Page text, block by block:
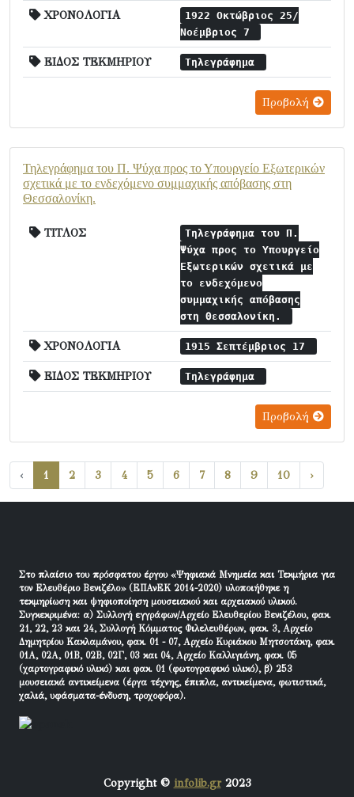
ΧΡΟΝΟΛΟΓΙΑ
1922 Οκτώβριος 25/
Νοέμβριος 7
ΕΙΔΟΣ ΤΕΚΜΗΡΙΟΥ Τηλεγράφημα
Προβολή
Τηλεγράφημα του Π. Ψύχα προς το Υπουργείο Εξωτερικών
σχετικά με το ενδεχόμενο συμμαχικής απόβασης στη
Θεσσαλονίκη.
ΤΙΤΛΟΣ
Τηλεγράφημα του Π.
Ψύχα προς το Υπουργείο
Εξωτερικών σχετικά με
το ενδεχόμενο
συμμαχικής απόβασης
στη Θεσσαλονίκη.
ΧΡΟΝΟΛΟΓΙΑ 1915 Σεπτέμβριος 17
ΕΙΔΟΣ ΤΕΚΜΗΡΙΟΥ Τηλεγράφημα
Προβολή
‹ 1 2 3 4 5 6 7 8 9 10 ›
Στο πλαίσιο του πρόσφατου έργου «Ψηφιακά Μνημεία και Τεκμήρια για
τον Ελευθέριο Βενιζέλο» (ΕΠΑνΕΚ 2014-2020) υλοποιήθηκε η
τεκμηρίωση και ψηφιοποίηση μουσειακού και αρχειακού υλικού.
Συγκεκριμένα: α) Συλλογή εγγράφων/Αρχείο Ελευθερίου Βενιζέλου, φακ.
21, 22, 23 και 24, Συλλογή Κόμματος Φιλελευθέρων, φακ. 3, Αρχείο
Δημητρίου Κακλαμάνου, φακ. 01 - 07, Αρχείο Κυριάκου Μητσοτάκη, φακ.
01Α, 02Α, 01Β, 02Β, 02Γ, 03 και 04, Αρχείο Καλλιγιάνη, φακ. 05
(χαρτογραφικό υλικό) και φακ. 01 (φωτογραφικό υλικό), β) 253
μουσειακά αντικείμενα (έργα τέχνης, έπιπλα, αντικείμενα, φωτιστικά,
χαλιά, υφάσματα-ένδυση, τροχοφόρα).
Copyright © infolib.gr2023